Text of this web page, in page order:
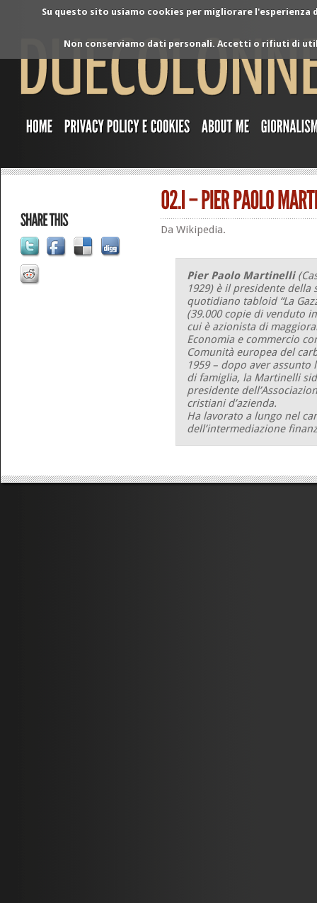
Su questo sito usiamo cookies per migliorare
Non conserviamo dati personali. Accetti o rifiuti di
Da Wikipedia.
Pier Paolo Martinelli
1929) è il presidente della
quotidiano tabloid “La
(39.000 copie di venduto
cui è azionista di
Economia e commercio
Comunità europea del
1959 – dopo aver assunto
di famiglia, la Martinelli
presidente
cristiani d’azienda.
Ha lavorato a lungo nel
dell’intermediazione